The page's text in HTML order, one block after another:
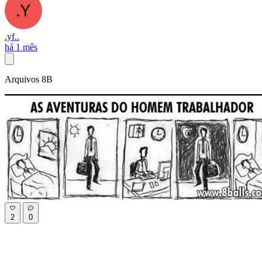
.yf..
há 1 mês
Arquivos 8B
2 0